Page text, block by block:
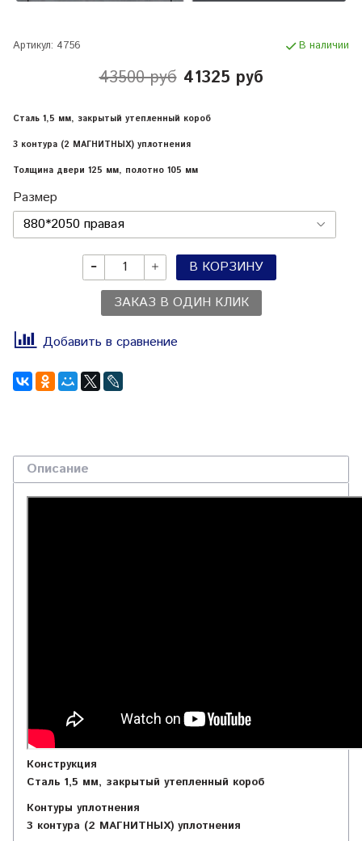
Артикул: 4756 В наличии
43500 руб 41325 руб
Сталь 1,5 мм, закрытый утепленный короб
3 контура (2 МАГНИТНЫХ) уплотнения
Толщина двери 125 мм, полотно 105 мм
Размер
В КОРЗИНУ
ЗАКАЗ В ОДИН КЛИК
Добавить в сравнение
Описание
Конструкция
Сталь 1,5 мм, закрытый утепленный короб
Контуры уплотнения
3 контура (2 МАГНИТНЫХ) уплотнения